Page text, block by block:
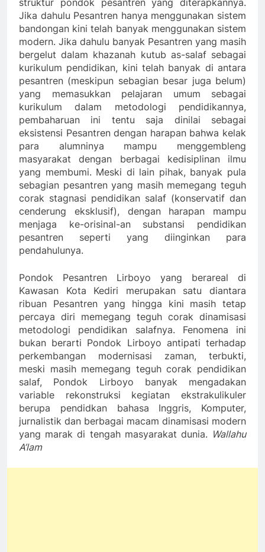
Jika dahulu Pesantren hanya menggunakan sistem
bandongan kini telah banyak menggunakan sistem
modern. Jika dahulu banyak Pesantren yang masih
bergelut dalam khazanah kutub as-salaf sebagai
kurikulum pendidikan, kini telah banyak di antara
pesantren (meskipun sebagian besar juga belum)
yang memasukkan pelajaran umum sebagai
kurikulum dalam metodologi pendidikannya,
pembaharuan ini tentu saja dinilai sebagai
eksistensi Pesantren dengan harapan bahwa kelak
para alumninya mampu menggembleng
masyarakat dengan berbagai kedisiplinan ilmu
yang membumi. Meski di lain pihak, banyak pula
sebagian pesantren yang masih memegang teguh
corak stagnasi pendidikan salaf (konservatif dan
cenderung eksklusif), dengan harapan mampu
menjaga ke-orisinal-an substansi pendidikan
pesantren seperti yang diinginkan para
pendahulunya.
Pondok Pesantren Lirboyo yang berareal di
Kawasan Kota Kediri merupakan satu diantara
ribuan Pesantren yang hingga kini masih tetap
percaya diri memegang teguh corak dinamisasi
metodologi pendidikan salafnya. Fenomena ini
bukan berarti Pondok Lirboyo antipati terhadap
perkembangan modernisasi zaman, terbukti,
meski masih memegang teguh corak pendidikan
salaf, Pondok Lirboyo banyak mengadakan
variable rekonstruksi kegiatan ekstrakulikuler
berupa pendidkan bahasa Inggris, Komputer,
jurnalistik dan berbagai macam dinamisasi modern
yang marak di tengah masyarakat dunia. Wallahu
A’lam